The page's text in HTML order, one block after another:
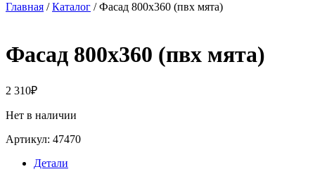
Главная /Каталог / Фасад 800х360 (пвх мята)
Фасад 800х360 (пвх мята)
2 310₽
Нет в наличии
Артикул: 47470
Детали